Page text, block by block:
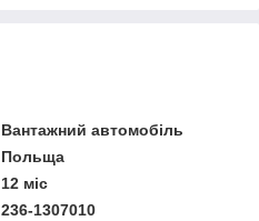
Вантажний автомобіль
Польща
12 міс
236-1307010